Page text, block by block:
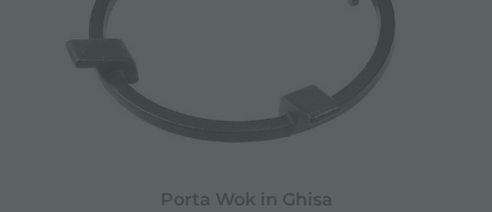
Porta Wok in Ghisa